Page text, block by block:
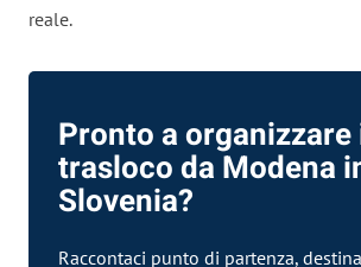
reale.
Pronto a
trasloco da Modena
Slovenia?
Raccontaci punto di partenza,